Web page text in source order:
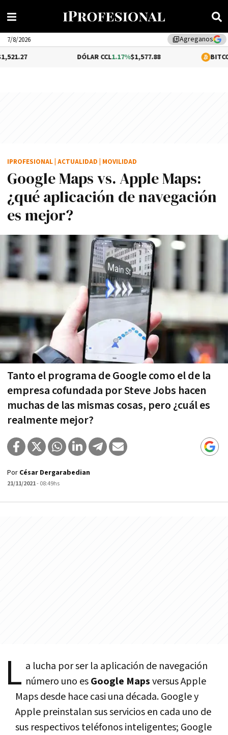
library_addAgreganos
7/8/2026
1.17%$1,577.88 0.05%
Google Maps vs. Apple Maps:
¿qué aplicación de navegación
es mejor?
Tanto el programa de Google como el de la
empresa cofundada por Steve Jobs hacen
muchas de las mismas cosas, pero ¿cuál es
realmente mejor?
IPROFESIONAL ACTUALIDAD MOVILIDAD
Por César Dergarabedian
21/11/2021- 08:49hs
L a lucha por ser la aplicación de navegación
número uno esGoogle Mapsversus Apple
Maps desde hace casi una década. Google y
Apple preinstalan sus servicios en cada uno de
sus respectivos teléfonos inteligentes; Google